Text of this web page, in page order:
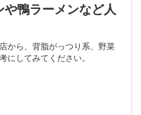
鴨ラーメンなど人
から、背脂がっつり系、野菜
にしてみてください。